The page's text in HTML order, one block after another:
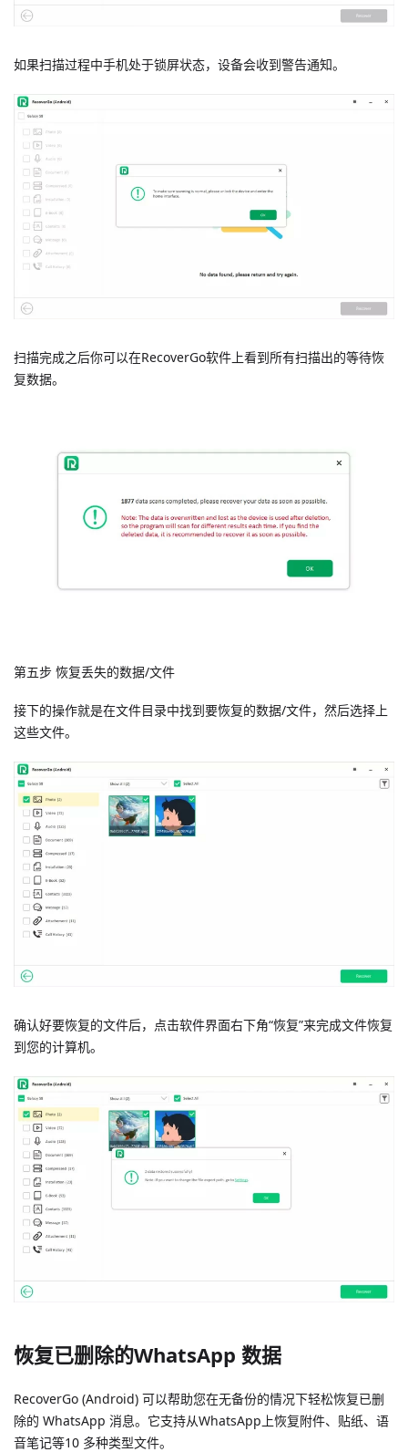
如果扫描过程中手机处于锁屏状态，设备会收到警告通知。
扫描完成之后你可以在RecoverGo软件上看到所有扫描出的等待恢
复数据。
第五步 恢复丢失的数据/文件
接下的操作就是在文件目录中找到要恢复的数据/文件，然后选择上
这些文件。
确认好要恢复的文件后，点击软件界面右下角“恢复”来完成文件恢复
到您的计算机。
恢复已删除的WhatsApp 数据
RecoverGo (Android) 可以帮助您在无备份的情况下轻松恢复已删
除的 WhatsApp 消息。它支持从WhatsApp上恢复附件、贴纸、语
音笔记等10 多种类型文件。